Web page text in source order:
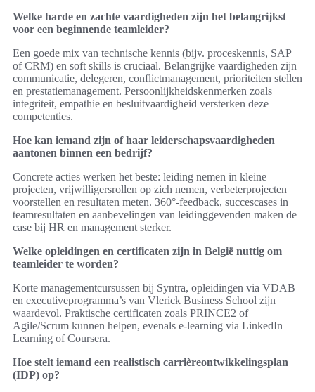
Welke harde en zachte vaardigheden zijn het belangrijkst
voor een beginnende teamleider?
Een goede mix van technische kennis (bijv. proceskennis, SAP
of CRM) en soft skills is cruciaal. Belangrijke vaardigheden zijn
communicatie, delegeren, conflictmanagement, prioriteiten stellen
en prestatiemanagement. Persoonlijkheidskenmerken zoals
integriteit, empathie en besluitvaardigheid versterken deze
competenties.
Hoe kan iemand zijn of haar leiderschapsvaardigheden
aantonen binnen een bedrijf?
Concrete acties werken het beste: leiding nemen in kleine
projecten, vrijwilligersrollen op zich nemen, verbeterprojecten
voorstellen en resultaten meten. 360°-feedback, succescases in
teamresultaten en aanbevelingen van leidinggevenden maken de
case bij HR en management sterker.
Welke opleidingen en certificaten zijn in België nuttig om
teamleider te worden?
Korte managementcursussen bij Syntra, opleidingen via VDAB
en executiveprogramma’s van Vlerick Business School zijn
waardevol. Praktische certificaten zoals PRINCE2 of
Agile/Scrum kunnen helpen, evenals e-learning via LinkedIn
Learning of Coursera.
Hoe stelt iemand een realistisch carrièreontwikkelingsplan
(IDP) op?